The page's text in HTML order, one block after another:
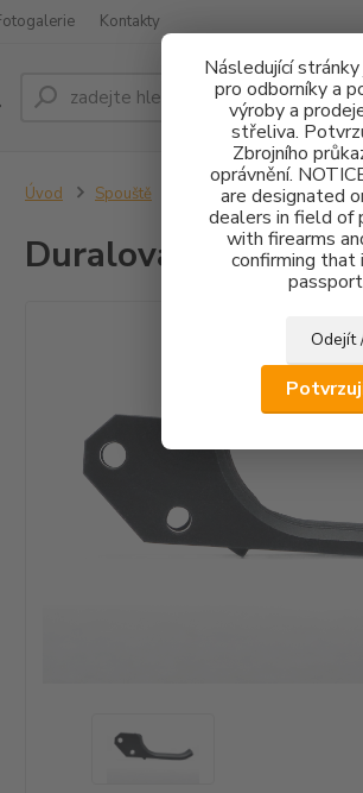
Následující
pro odborníky a
výroby a
střeliva.
Zbrojního
oprávnění.
are designated
dealers in field of
with firearms
confirming that
Odejít
Kontakty
Úvod Spouště Duralová spoušť CZ 75
Duralová spoušť